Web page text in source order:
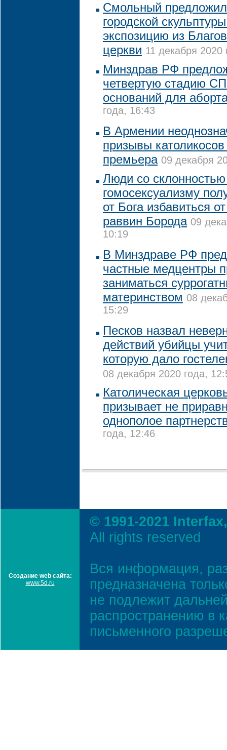
Смольный
городской
экспозицию из
церкви 11 декабря 2020
Минздрав РФ
четвертую стадию
оснований для
года, 16:43
В Армении
призывы католикосов
премьера 09 декабря
Люди со склонностью
гомосексуализму
от Бога избавиться
раввин Борода 09
10:19
В Минздраве РФ
частные медцентры
заниматься
материнством 08
15:29
Песков назвал
действий убийцы
которую дало
08 декабря 2020 года,
Католическая
призывает не
однополое
года, 12:46
Создание web сайта:
www.5d.ru
© 1991-2021
All rights reserved
Вся информация,
предназначена
не подлежит
распространению в
письменного